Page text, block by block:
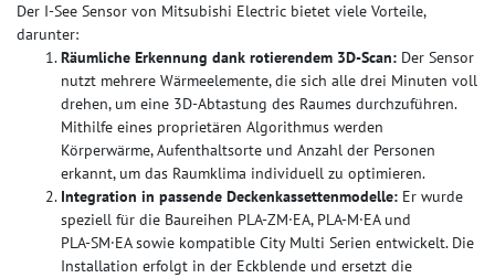
Der I-See Sensor von Mitsubishi Electric bietet viele Vorteile,
darunter:
Räumliche Erkennung dank rotierendem 3D-Scan: Der Sensor
nutzt mehrere Wärmeelemente, die sich alle drei Minuten voll
drehen, um eine 3D-Abtastung des Raumes durchzuführen.
Mithilfe eines proprietären Algorithmus werden
Körperwärme, Aufenthaltsorte und Anzahl der Personen
erkannt, um das Raumklima individuell zu optimieren.
Integration in passende Deckenkassettenmodelle: Er wurde
speziell für die Baureihen PLA‑ZM·EA, PLA‑M·EA und
PLA‑SM·EA sowie kompatible City Multi Serien entwickelt. Die
Installation erfolgt in der Eckblende und ersetzt die